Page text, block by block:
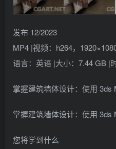
发布 12/2023
MP4 |视频：h264，
语言：英语 |大小：7.44 GB |
掌握建筑墙体设计：使用
掌握建筑墙体设计：使用
您将学到什么